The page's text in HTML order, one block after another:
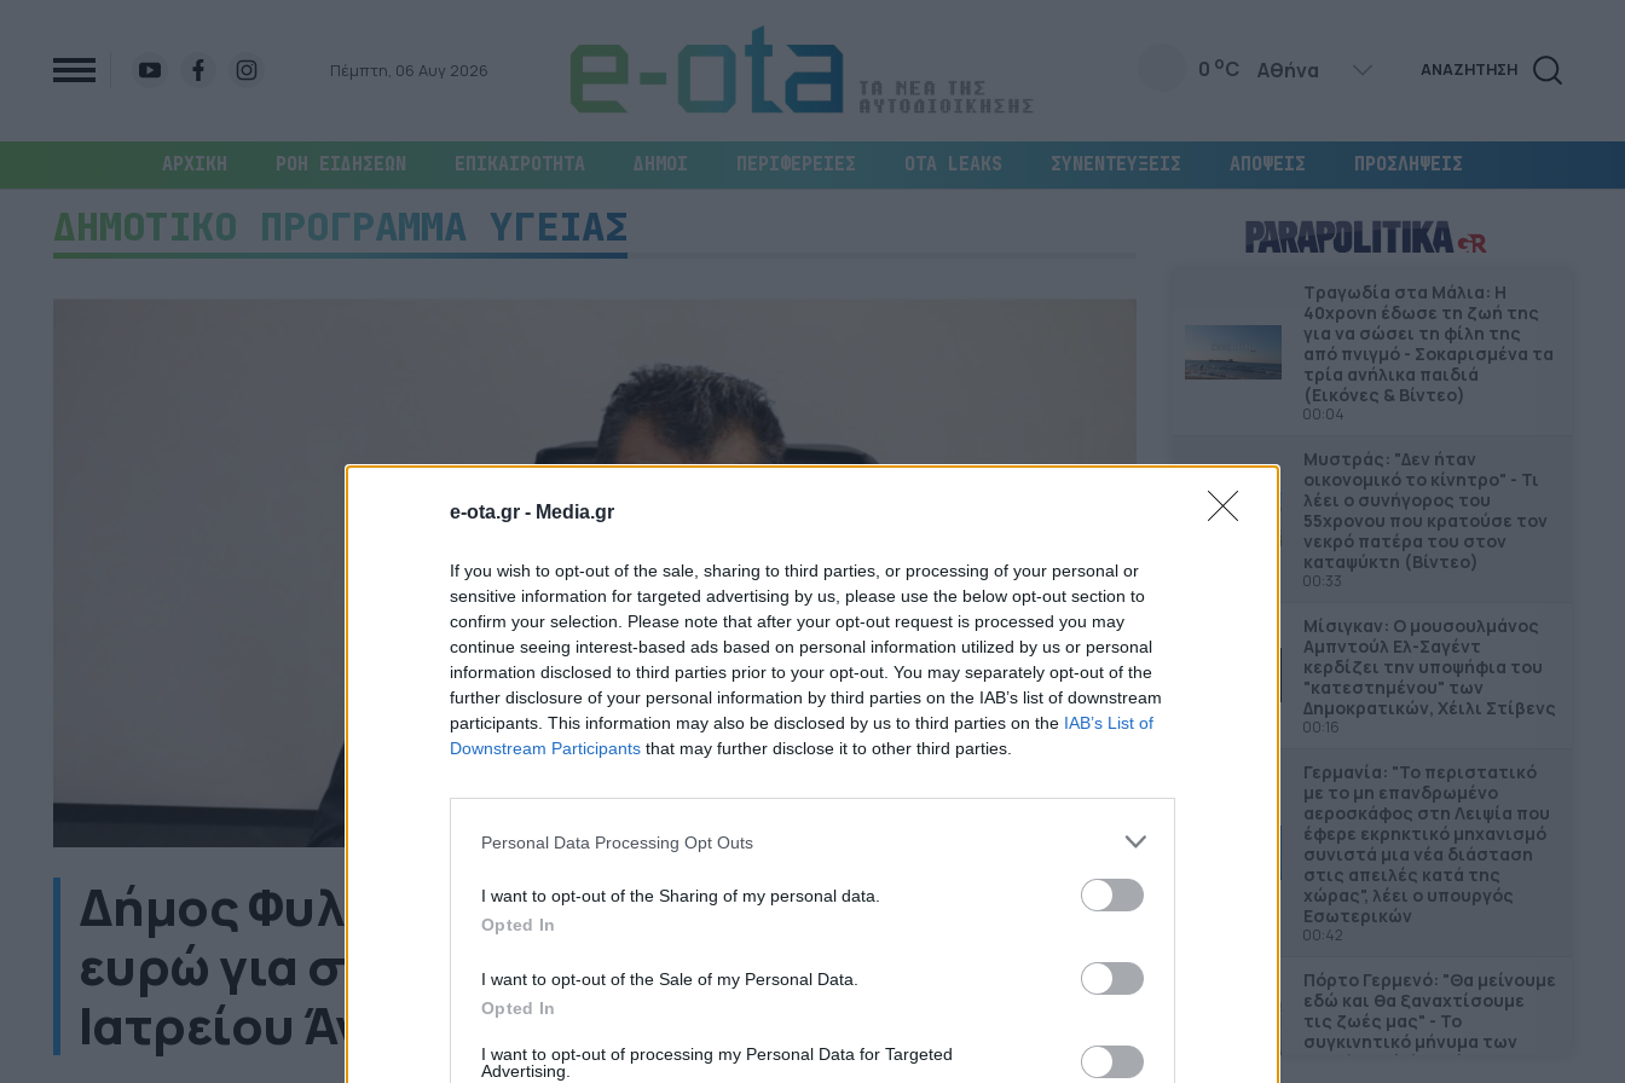
e-ota.gr - Media.gr
If you wish to opt-out of the sale, sharing to third parties, or processing of your personal or
sensitive information for targeted advertising by us, please use the below opt-out section to
confirm your selection. Please note that after your opt-out request is processed you may
continue seeing interest-based ads based on personal information utilized by us or personal
information disclosed to third parties prior to your opt-out. You may separately opt-out of the
further disclosure of your personal information by third parties on the IAB’s list of downstream
participants. This information may also be disclosed by us to third parties on the IAB’s List of
Downstream Participants that may further disclose it to other third parties.
Personal Data Processing Opt Outs
I want to opt-out of the Sharing of my personal data.
Opted In
I want to opt-out of the Sale of my Personal Data.
Opted In
I want to opt-out of processing my Personal Data for Targeted
Advertising.
Πέμπτη, 06 Αυγ 2026 0 oC ΑΝΑΖΗΤΗΣΗ
ΑΡΧΙΚΗ ΡΟΗ ΕΙΔΗΣΕΩΝ ΕΠΙΚΑΙΡΟΤΗΤΑ ΔΗΜΟΙ ΠΕΡΙΦΕΡΕΙΕΣ OTA LEAKS ΣΥΝΕΝΤΕΥΞΕΙΣ ΑΠΟΨΕΙΣ ΠΡΟΣΛΗΨΕΙΣ
ΔΗΜΟΤΙΚΟ ΠΡΟΓΡΑΜΜΑ ΥΓΕΙΑΣ
Δήμος Φυλής: Bonus έως 1.000
ευρώ για στελέχωση του Τοπικού
Ιατρείου Άνω Λιοσίων
Τραγωδία στα Μάλια: Η
40χρονη έδωσε τη ζωή της
για να σώσει τη φίλη της
από πνιγμό - Σοκαρισμένα τα
τρία ανήλικα παιδιά
(Εικόνες & Βίντεο)
00:04
Μυστράς: "Δεν ήταν
οικονομικό το κίνητρο" - Τι
λέει ο συνήγορος του
55χρονου που κρατούσε τον
νεκρό πατέρα του στον
καταψύκτη (Βίντεο)
00:33
Μίσιγκαν: Ο μουσουλμάνος
Αμπντούλ Ελ-Σαγέντ
κερδίζει την υποψήφια του
"κατεστημένου" των
Δημοκρατικών, Χέιλι Στίβενς
00:16
Γερμανία: "Το περιστατικό
με το μη επανδρωμένο
αεροσκάφος στη Λειψία που
έφερε εκρηκτικό μηχανισμό
συνιστά μια νέα διάσταση
στις απειλές κατά της
χώρας", λέει ο υπουργός
Εσωτερικών
00:42
Πόρτο Γερμενό: "Θα μείνουμε
εδώ και θα ξαναχτίσουμε
τις ζωές μας" - Το
συγκινητικό μήνυμα των
κατοίκων (Βίντεο)